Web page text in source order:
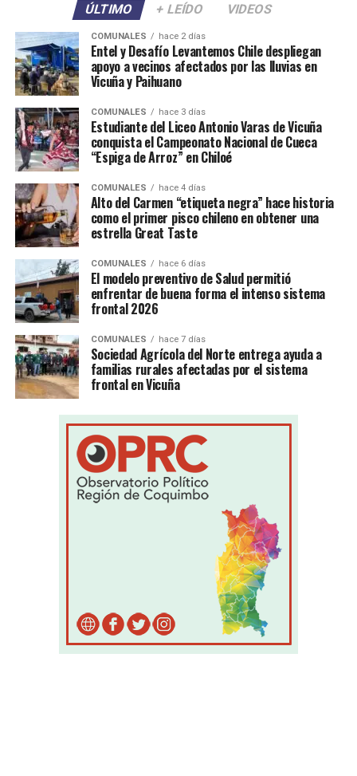
ÚLTIMO + LEÍDO VIDEOS
COMUNALES hace 2 días
Entel y Desafío Levantemos Chile despliegan
apoyo a vecinos afectados por las lluvias en
Vicuña y Paihuano
COMUNALES hace 3 días
Estudiante del Liceo Antonio Varas de Vicuña
conquista el Campeonato Nacional de Cueca
“Espiga de Arroz” en Chiloé
COMUNALES hace 4 días
Alto del Carmen “etiqueta negra” hace historia
como el primer pisco chileno en obtener una
estrella Great Taste
COMUNALES hace 6 días
El modelo preventivo de Salud permitió
enfrentar de buena forma el intenso sistema
frontal 2026
COMUNALES hace 7 días
Sociedad Agrícola del Norte entrega ayuda a
familias rurales afectadas por el sistema
frontal en Vicuña